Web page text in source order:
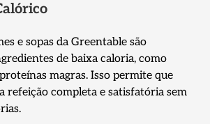
e sopas da Greentable são
de baixa caloria, como
magras. Isso permite que
refeição completa e satisfatória sem